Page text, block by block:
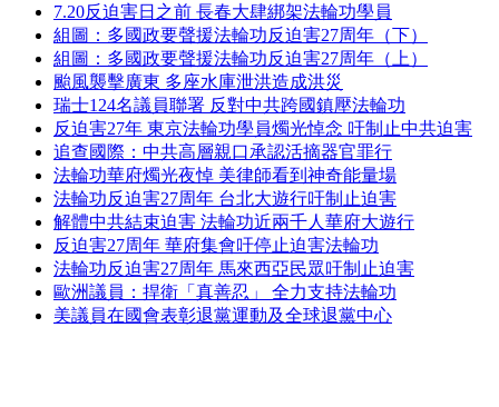
7.20反迫害日之前 長春大肆綁架法輪功學員
組圖：多國政要聲援法輪功反迫害27周年（下）
組圖：多國政要聲援法輪功反迫害27周年（上）
颱風襲擊廣東 多座水庫泄洪造成洪災
瑞士124名議員聯署 反對中共跨國鎮壓法輪功
反迫害27年 東京法輪功學員燭光悼念 吁制止中共迫害
追查國際：中共高層親口承認活摘器官罪行
法輪功華府燭光夜悼 美律師看到神奇能量場
法輪功反迫害27周年 台北大遊行吁制止迫害
解體中共結束迫害 法輪功近兩千人華府大遊行
反迫害27周年 華府集會吁停止迫害法輪功
法輪功反迫害27周年 馬來西亞民眾吁制止迫害
歐洲議員：捍衛「真善忍」 全力支持法輪功
美議員在國會表彰退黨運動及全球退黨中心